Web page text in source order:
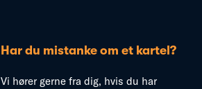
Har du mistanke om et kartel?
Vi hører gerne fra dig, hvis du har